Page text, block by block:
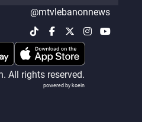
@mtvlebanonnews
All rights reserved.
powered by koein